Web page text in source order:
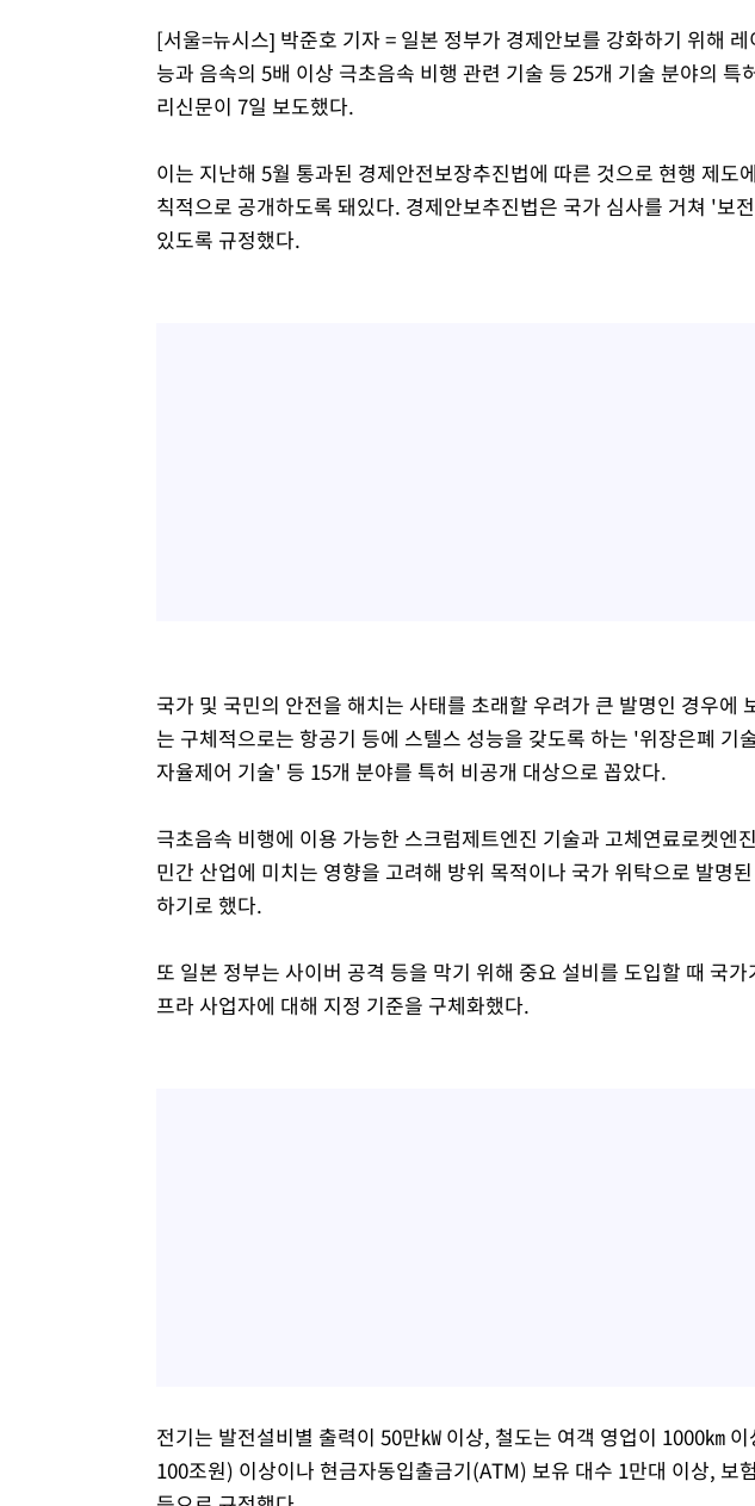
민주 콩고 에볼라환자 4천명 돌파, 4053명 발생 1850명 사망
[서울=뉴시스] 박준호 기자 = 일본 정부가 경제안보를 강화하기 위해
능과 음속의 5배 이상 극초음속 비행 관련 기술 등 25개 기술 분야의 특
리신문이 7일 보도했다.
이는 지난해 5월 통과된 경제안전보장추진법에 따른 것으로 현행 제도
칙적으로 공개하도록 돼있다. 경제안보추진법은 국가 심사를 거쳐 '보
있도록 규정했다.
국가 및 국민의 안전을 해치는 사태를 초래할 우려가 큰 발명인 경우에
는 구체적으로는 항공기 등에 스텔스 성능을 갖도록 하는 '위장은폐 기
자율제어 기술' 등 15개 분야를 특허 비공개 대상으로 꼽았다.
극초음속 비행에 이용 가능한 스크럼제트엔진 기술과 고체연료로켓엔
민간 산업에 미치는 영향을 고려해 방위 목적이나 국가 위탁으로 발명
하기로 했다.
또 일본 정부는 사이버 공격 등을 막기 위해 중요 설비를 도입할 때 국
프라 사업자에 대해 지정 기준을 구체화했다.
전기는 발전설비별 출력이 50만㎾ 이상, 철도는 여객 영업이 1000㎞
100조원) 이상이나 현금자동입출금기(ATM) 보유 대수 1만대 이상, 보